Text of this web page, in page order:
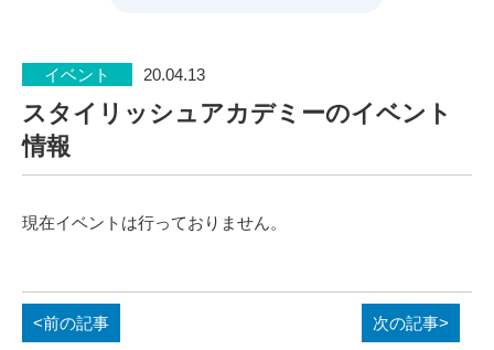
イベント 20.04.13
スタイリッシュアカデミーのイベント
情報
現在イベントは行っておりません。
<前の記事 次の記事>